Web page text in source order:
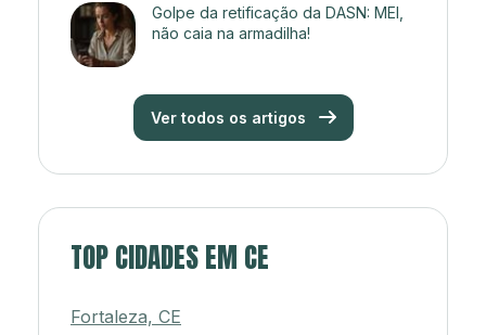
Golpe da retificação da DASN: MEI,
não caia na armadilha!
Ver todos os artigos
TOP CIDADES EM CE
Fortaleza, CE